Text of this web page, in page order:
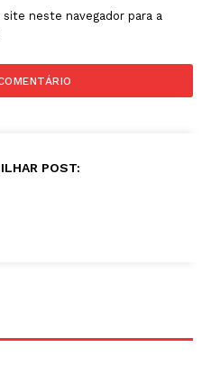
neste navegador para a
POST: